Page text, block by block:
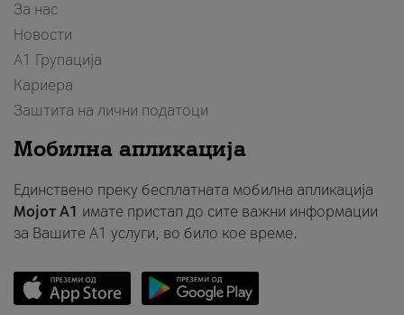
За нас
Новости
А1 Групација
Кариера
Заштита на лични податоци
Мобилна апликација
Единствено преку бесплатната мобилна апликација
Мојот A1 имате пристап до сите важни информации
за Вашите A1 услуги, во било кое време.